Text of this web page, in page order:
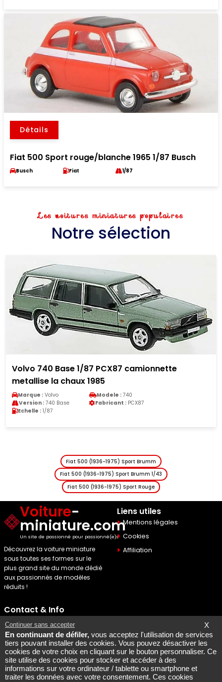
Détails
Fiat 500 Sport rouge/blanche 1965 1/87 Busch
Busch Fiat 1/87
Les voitures miniatures populaires
Notre sélection
Volvo 740 Base 1/87 PCX87 camionnette
metallise la chaux 1985
Marque : Volvo Modele : 740
Version : 740 Base Fabricant : PCX87
Echelle : 1/87
Fiat 500 (1936-1975) Sport Brumm
Fiat 500 (1936-1975) Sport Brumm 1/43
Fiat 500 (1936-1975) Sport Rouge
Voiture-
miniature.com
Un site de passionné pour passionné(e)s
Découvrez la voiture miniature
sous toutes ses formes sur le
plus grand site du monde dédié
aux passionnés de modèles
réduits !
Liens utiles
Mentions légales
Cookies
Affiliation
Contact & Info
Maquette Mobylette
SEO parLaurent Bousquet
Page consultee le 2026 08
08
Mais pourquoi le KI87 2026
X
Continuer sans accepter
En continuant de défiler, vous acceptez l'utilisation de services
tiers pouvant installer des cookies. Vous pouvez désactiver les
cookies de votre choix en cliquant sur le bouton personnaliser. Ce
site utilise des cookies pour stocker et accéder à des
informations sur votre ordinateur / tablette ou smartphone et
traiter les données avec votre consentement. Ces cookies